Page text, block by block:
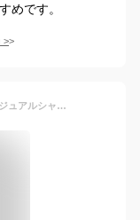
めです。
>
シャツ 長袖シャツ リネンシャツ メンズ カジュアルシャツ shirt 無地 シンプル 薄地 普段着 ゆったり風 シャツジャケット トップス 綿麻 春夏秋物 原宿系 新品 涼しい S-XXL